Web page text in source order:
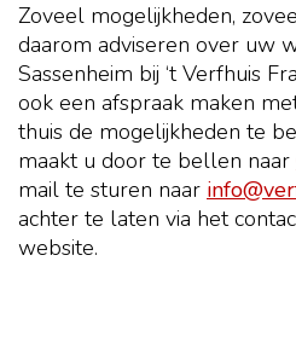
Zoveel mogelijkheden,
daarom adviseren over uw
Sassenheim bij ‘t Verfhuis
ook een afspraak maken
thuis de mogelijkheden te
maakt u door te bellen naar
mail te sturen naar
achter te laten via het
website.